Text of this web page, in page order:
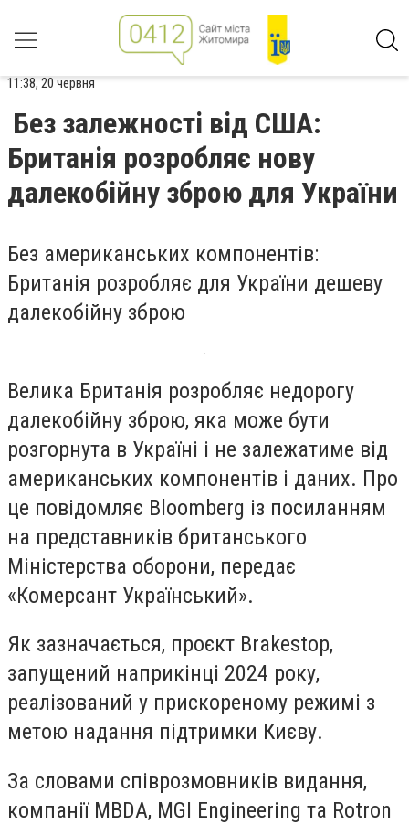
11:38, 20 червня
Без залежності від США:
Британія розробляє нову
далекобійну зброю для України
Без американських компонентів:
Британія розробляє для України дешеву
далекобійну зброю
Велика Британія розробляє недорогу
далекобійну зброю, яка може бути
розгорнута в Україні і не залежатиме від
американських компонентів і даних. Про
це повідомляє Bloomberg із посиланням
на представників британського
Міністерства оборони, передає
«Комерсант Український».
Як зазначається, проєкт Brakestop,
запущений наприкінці 2024 року,
реалізований у прискореному режимі з
метою надання підтримки Києву.
За словами співрозмовників видання,
компанії MBDA, MGI Engineering та Rotron